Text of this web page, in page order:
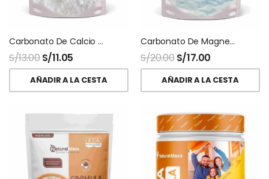
Carbonato De Calcio Polvo
S/13.00 S/11.05
AÑADIR A LA CESTA
Carbonato De Magnesio Usp Polvo
S/20.00 S/17.00
AÑADIR A LA CESTA